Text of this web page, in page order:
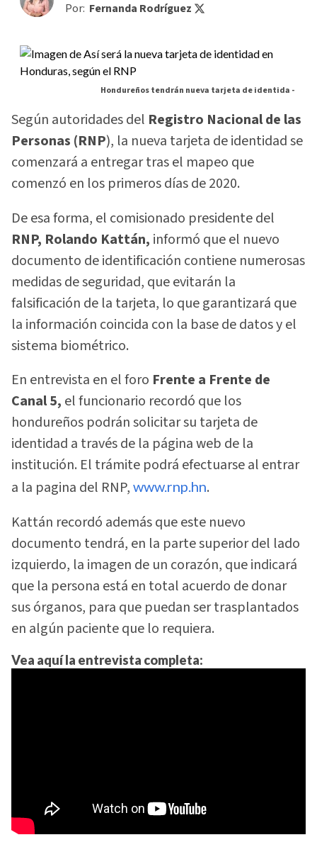
Por: Fernanda Rodríguez
Hondureños tendrán nueva tarjeta de identida -
Según autoridades del Registro Nacional de las
Personas (RNP), la nueva tarjeta de identidad se
comenzará a entregar tras el mapeo que
comenzó en los primeros días de 2020.
De esa forma, el comisionado presidente del
RNP, Rolando Kattán, informó que el nuevo
documento de identificación contiene numerosas
medidas de seguridad, que evitarán la
falsificación de la tarjeta, lo que garantizará que
la información coincida con la base de datos y el
sistema biométrico.
En entrevista en el foro Frente a Frente de
Canal 5, el funcionario recordó que los
hondureños podrán solicitar su tarjeta de
identidad a través de la página web de la
institución. El trámite podrá efectuarse al entrar
a la pagina del RNP, www.rnp.hn.
Kattán recordó además que este nuevo
documento tendrá, en la parte superior del lado
izquierdo, la imagen de un corazón, que indicará
que la persona está en total acuerdo de donar
sus órganos, para que puedan ser trasplantados
en algún paciente que lo requiera.
Vea aquí la entrevista completa: